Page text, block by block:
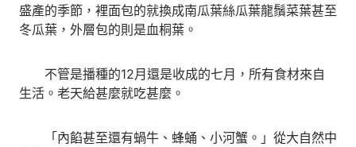
盛產的季節，裡面包的就換成南瓜葉絲瓜葉龍鬚菜葉甚至
冬瓜葉，外層包的則是血桐葉。
不管是播種的12月還是收成的七月，所有食材來自
生活。老天給甚麼就吃甚麼。
「內餡甚至還有蝸牛、蜂蛹、小河蟹。」從大自然中